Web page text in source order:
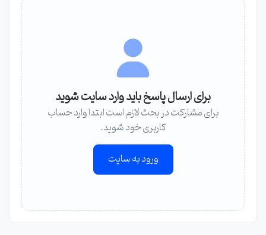
برای ارسال پاسخ باید وارد سایت شوید
برای مشارکت در بحث لازم است ابتدا وارد حساب
کاربری خود شوید.
ورود به سایت